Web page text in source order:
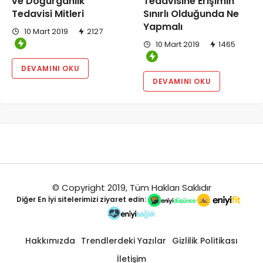
Tedavisi Mitleri
10 Mart 2019 2127
DEVAMINI OKU
Sınırlı Olduğunda Ne
Yapmalı
10 Mart 2019 1465
DEVAMINI OKU
© Copyright 2019, Tüm Hakları Saklıdır
Diğer En İyi sitelerimizi ziyaret edin:
Hakkımızda Trendlerdeki Yazılar Gizlilik Politikası
İletişim